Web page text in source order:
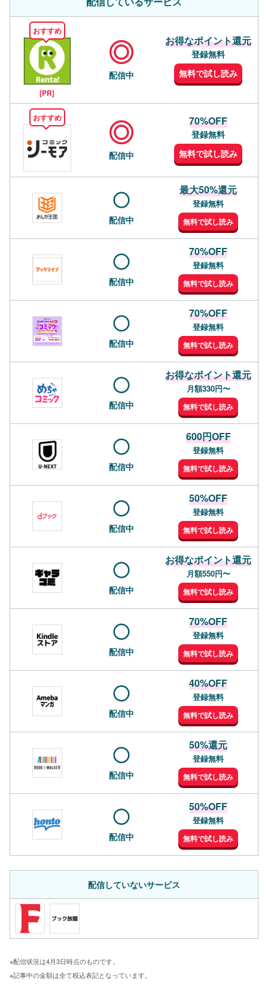
おすすめ
[PR]
配信中
お得なポイント還元
登録無料
無料で試し読み
おすすめ
配信中
70%OFF
登録無料
無料で試し読み
配信中
最大50%還元
登録無料
無料で試し読み
配信中
70%OFF
登録無料
無料で試し読み
配信中
70%OFF
登録無料
無料で試し読み
配信中
お得なポイント還元
月額330円〜
無料で試し読み
配信中
600円OFF
登録無料
無料で試し読み
配信中
50%OFF
登録無料
無料で試し読み
配信中
お得なポイント還元
月額550円〜
無料で試し読み
配信中
70%OFF
登録無料
無料で試し読み
配信中
40%OFF
登録無料
無料で試し読み
配信中
50%還元
登録無料
無料で試し読み
配信中
50%OFF
登録無料
無料で試し読み
配信していないサービス
※配信状況は4月3日時点のものです。
※記事中の金額は全て税込表記となっています。